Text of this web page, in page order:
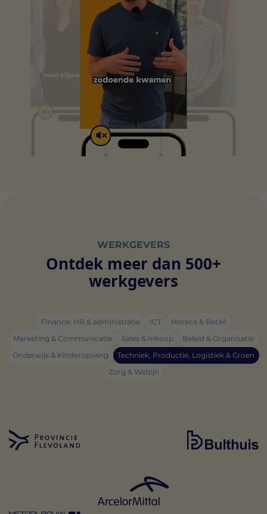
WERKGEVERS
Ontdek meer dan 500+
werkgevers
Finance, HR & administratie ICT
Horeca & Retail
Marketing & Communicatie
Sales & Inkoop
Beleid & Organisatie
Onderwijs & Kinderopvang
Techniek, Productie, Logistiek & Groen
Zorg & Welzijn